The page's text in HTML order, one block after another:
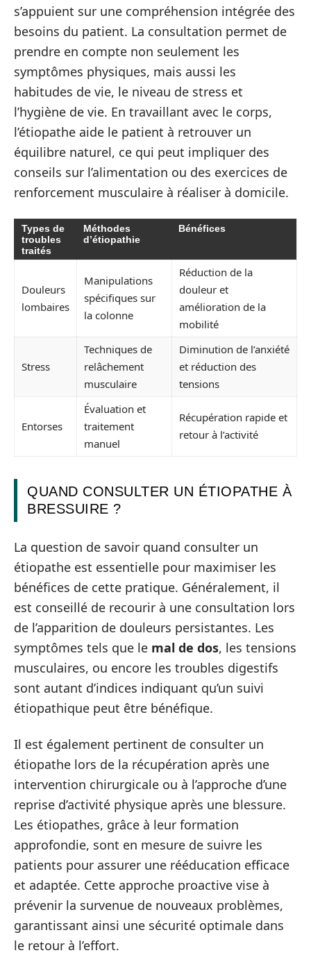
s’appuient sur une compréhension intégrée des
besoins du patient. La consultation permet de
prendre en compte non seulement les
symptômes physiques, mais aussi les
habitudes de vie, le niveau de stress et
l’hygiène de vie. En travaillant avec le corps,
l’étiopathe aide le patient à retrouver un
équilibre naturel, ce qui peut impliquer des
conseils sur l’alimentation ou des exercices de
renforcement musculaire à réaliser à domicile.
Types de
troubles
traités
Méthodes
d’étiopathie
Bénéfices
Douleurs
lombaires
Manipulations
spécifiques sur
la colonne
Réduction de la
douleur et
amélioration de la
mobilité
Stress
Techniques de
relâchement
musculaire
Diminution de l’anxiété
et réduction des
tensions
Entorses
Évaluation et
traitement
manuel
Récupération rapide et
retour à l’activité
QUAND CONSULTER UN ÉTIOPATHE À
BRESSUIRE ?
La question de savoir quand consulter un
étiopathe est essentielle pour maximiser les
bénéfices de cette pratique. Généralement, il
est conseillé de recourir à une consultation lors
de l’apparition de douleurs persistantes. Les
symptômes tels que le mal de dos, les tensions
musculaires, ou encore les troubles digestifs
sont autant d’indices indiquant qu’un suivi
étiopathique peut être bénéfique.
Il est également pertinent de consulter un
étiopathe lors de la récupération après une
intervention chirurgicale ou à l’approche d’une
reprise d’activité physique après une blessure.
Les étiopathes, grâce à leur formation
approfondie, sont en mesure de suivre les
patients pour assurer une rééducation efficace
et adaptée. Cette approche proactive vise à
prévenir la survenue de nouveaux problèmes,
garantissant ainsi une sécurité optimale dans
le retour à l’effort.